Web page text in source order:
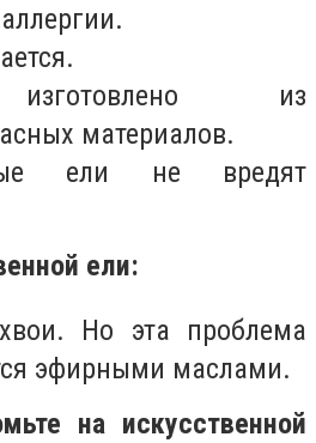
из
материалов.
ели не вредят
ели:
Но эта проблема
эфирными маслами.
на искусственной